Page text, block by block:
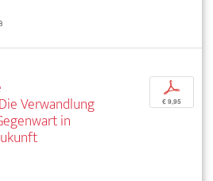
Verwandlung
in
p
€ 9,95